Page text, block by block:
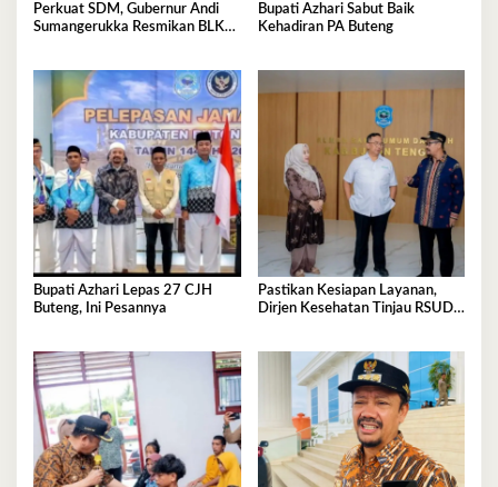
Perkuat SDM, Gubernur Andi
Sumangerukka Resmikan BLK
Bupati Azhari Sabut Baik
Kehadiran PA Buteng
Bupati Azhari Lepas 27 CJH
Buteng, Ini Pesannya
Pastikan Kesiapan Layanan,
Dirjen Kesehatan Tinjau RSUD